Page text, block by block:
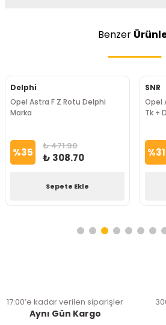
Benzer
Delphi
Opel Astra F Z Rotu Delphi
Marka
%35 ₺ 471.90
₺ 308.70
Sepete Ekle
SNR
Opel
Tk +
%31
17:00’e kadar verilen siparişler
Aynı Gün Kargo